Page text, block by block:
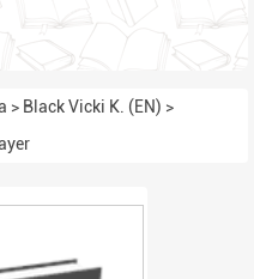
> Black Vicki K. (EN) >